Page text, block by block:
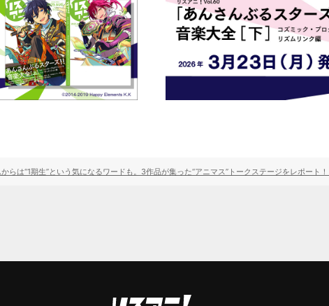
らは“1期生”という気になるワードも。3作品が集った“アニマス”トークステージをレポート